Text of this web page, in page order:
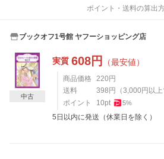
ポイント・送料の算出
ブックオフ1号館 ヤフーショッピング店
実質 608円 （最安値）
商品価格 220 円
送料
398 円 （3,000 円以上
ポイント
10pt 5%
5日以内に発送（休業日を除く）
中古